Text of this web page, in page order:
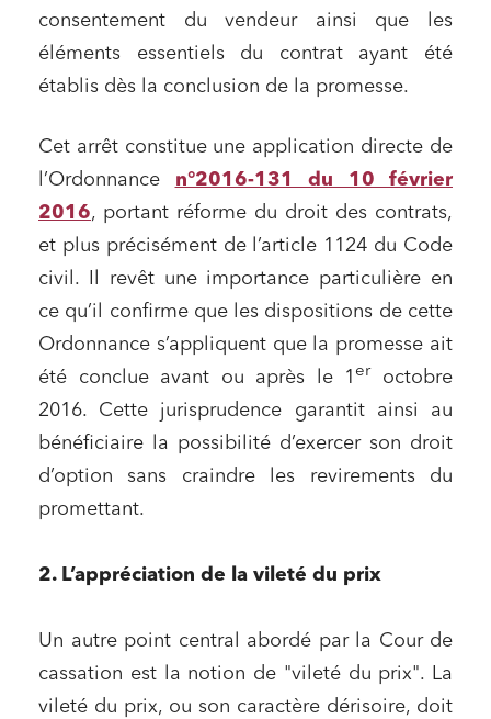
consentement du vendeur ainsi que les
éléments essentiels du contrat ayant été
établis dès la conclusion de la promesse.
Cet arrêt constitue une application directe de
l’Ordonnance n°2016-131 du 10 février
2016, portant réforme du droit des contrats,
et plus précisément de l’article 1124 du Code
civil. Il revêt une importance particulière en
ce qu’il confirme que les dispositions de cette
Ordonnance s’appliquent que la promesse ait
été conclue avant ou après le 1er octobre
2016. Cette jurisprudence garantit ainsi au
bénéficiaire la possibilité d’exercer son droit
d’option sans craindre les revirements du
promettant.
2. L’appréciation de la vileté du prix
Un autre point central abordé par la Cour de
cassation est la notion de "vileté du prix". La
vileté du prix, ou son caractère dérisoire, doit